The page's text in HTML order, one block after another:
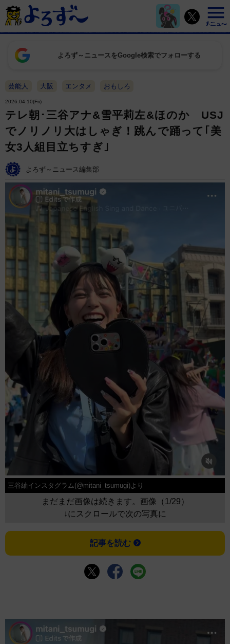
よろず～ニュースをGoogle検索でフォローする
芸能人 大阪 エンタメ おもしろ
2026.04.10(Fri)
テレ朝･三谷アナ&雪平莉左&ほのか USJ
でノリノリ大はしゃぎ！跳んで踊って｢美
女3人組目立ちすぎ｣
よろず～ニュース編集部
三谷紬インスタグラム(@mitani_tsumugi)より
まだまだ画像は続きます。画像（1/29）
↓にスクロールで次の写真に
記事を読む